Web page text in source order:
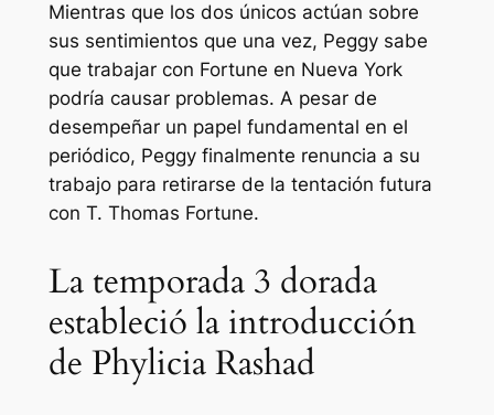
Mientras que los dos únicos actúan sobre
sus sentimientos que una vez, Peggy sabe
que trabajar con Fortune en Nueva York
podría causar problemas. A pesar de
desempeñar un papel fundamental en el
periódico, Peggy finalmente renuncia a su
trabajo para retirarse de la tentación futura
con T. Thomas Fortune.
La temporada 3 dorada
estableció la introducción
de Phylicia Rashad